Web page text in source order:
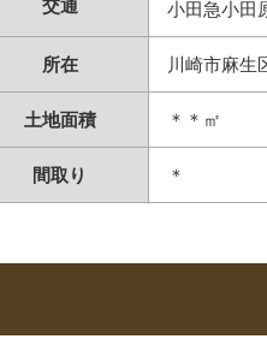
交通 小田急小
所在 川崎市麻生
土地面積 ＊＊㎡
間取り ＊